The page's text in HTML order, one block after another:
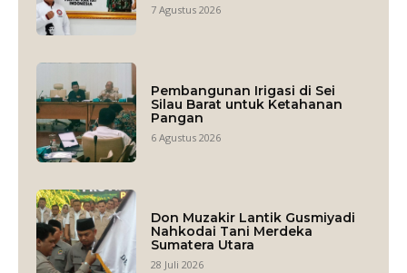
7 Agustus 2026
Pembangunan Irigasi di Sei
Silau Barat untuk Ketahanan
Pangan
6 Agustus 2026
Don Muzakir Lantik Gusmiyadi
Nahkodai Tani Merdeka
Sumatera Utara
28 Juli 2026